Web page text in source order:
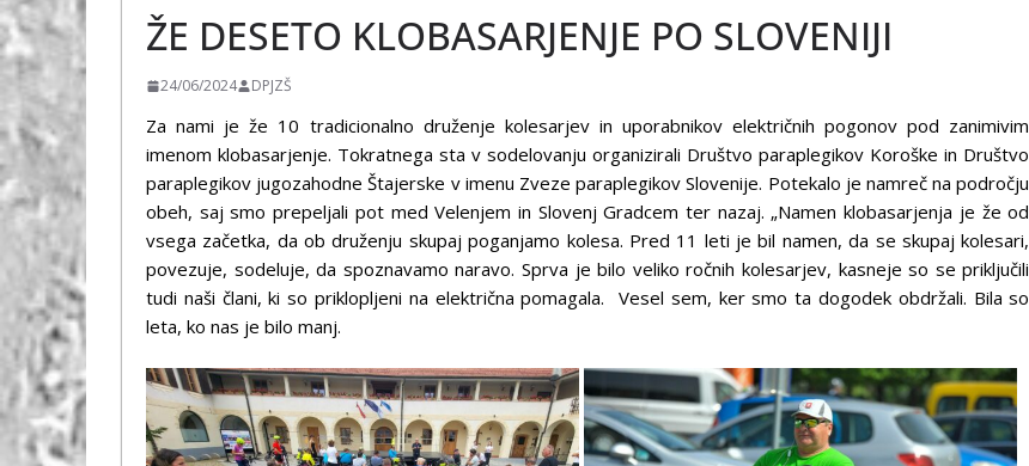
ŽE DESETO KLOBASARJENJE PO SLOVENIJI
24/06/2024 DPJZŠ
Za nami je že 10 tradicionalno druženje kolesarjev in uporabnikov električnih pogonov pod zanimivim
imenom klobasarjenje. Tokratnega sta v sodelovanju organizirali Društvo paraplegikov Koroške in Društvo
paraplegikov jugozahodne Štajerske v imenu Zveze paraplegikov Slovenije. Potekalo je namreč na področju
obeh, saj smo prepeljali pot med Velenjem in Slovenj Gradcem ter nazaj. „Namen klobasarjenja je že od
vsega začetka, da ob druženju skupaj poganjamo kolesa. Pred 11 leti je bil namen, da se skupaj kolesari,
povezuje, sodeluje, da spoznavamo naravo. Sprva je bilo veliko ročnih kolesarjev, kasneje so se priključili
tudi naši člani, ki so priklopljeni na električna pomagala. Vesel sem, ker smo ta dogodek obdržali. Bila so
leta, ko nas je bilo manj.